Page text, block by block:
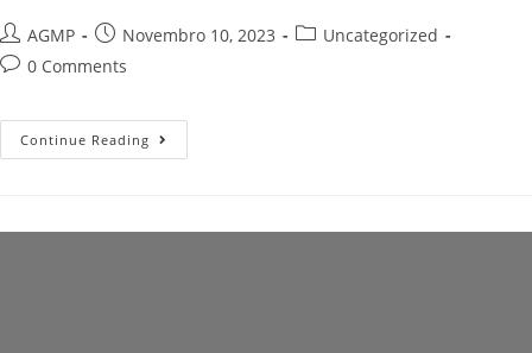
Post
author:
AGMP
Post
published:
Novembro 10, 2023
PostUncategorized
Post0 Comments
Continue Reading Maria
Elisa